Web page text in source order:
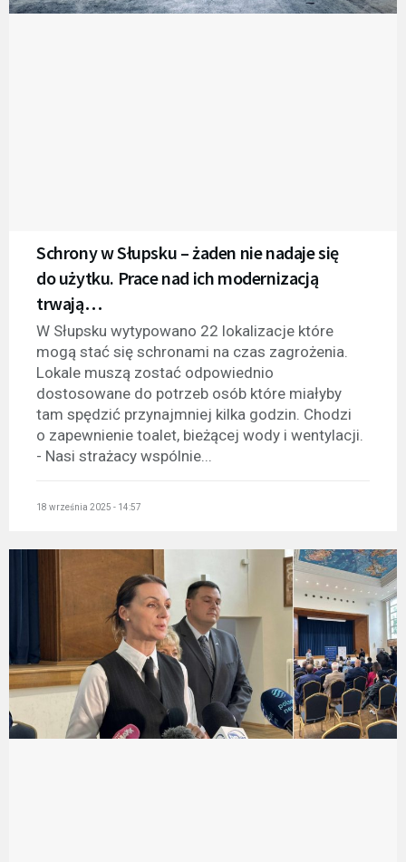
Schrony w Słupsku – żaden nie nadaje się
do użytku. Prace nad ich modernizacją
trwają…
W Słupsku wytypowano 22 lokalizacje które
mogą stać się schronami na czas zagrożenia.
Lokale muszą zostać odpowiednio
dostosowane do potrzeb osób które miałyby
tam spędzić przynajmniej kilka godzin. Chodzi
o zapewnienie toalet, bieżącej wody i wentylacji.
- Nasi strażacy wspólnie...
18 września 2025 - 14:57